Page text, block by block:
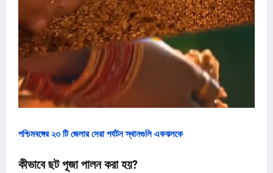
পশ্চিমবঙ্গের ২৩ টি জেলার সেরা পর্যটন স্থানগুলি একঝলকে
কীভাবে ছট পূজা পালন করা হয়?